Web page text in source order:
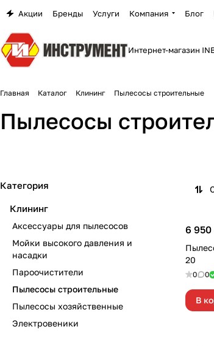
Акции Бренды Услуги Компания Блог
Интернет-магазин
Главная Каталог Клининг Пылесосы строительные
Пылесосы
6
20
0 0
В
Категория
Клининг
Аксессуары для пылесосов
Мойки высокого давления и
насадки
Пароочистители
Пылесосы строительные
Пылесосы хозяйственные
Электровеники